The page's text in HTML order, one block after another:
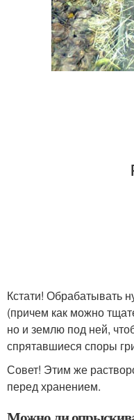
Кстати! Обрабатывать
(причем как можно
но и землю под ней,
спрятавшиеся споры
Совет! Этим же
перед хранением.